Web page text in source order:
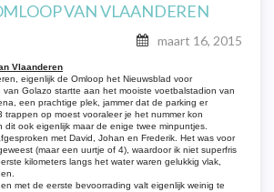
VAN VLAANDEREN
maart 16, 2015
Vlaanderen
eigenlijk de Omloop het Nieuwsblad voor
van Golazo startte aan het mooiste voetbalstadion van
een prachtige plek, jammer dat de parking er
trappen op moest vooraleer je het nummer kon
dit ook eigenlijk maar de enige twee minpuntjes.
met David, Johan en Frederik. Het was voor
(maar een uurtje of 4), waardoor ik niet superfris
kilometers langs het water waren gelukkig vlak,
met de eerste bevoorrading valt eigenlijk weinig te